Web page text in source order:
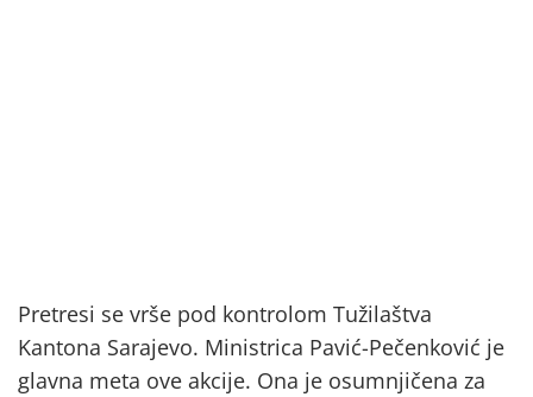
Pretresi se vrše pod kontrolom Tužilaštva
Kantona Sarajevo. Ministrica Pavić-Pečenković je
glavna meta ove akcije. Ona je osumnjičena za